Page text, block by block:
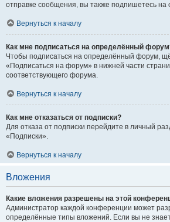
отправке сообщения, вы также подпишетесь на
Вернуться к началу
Как мне подписаться на определённый
Чтобы подписаться на определённый форум,
«Подписаться на форум» в нижней части
соответствующего форума.
Вернуться к началу
Как мне отказаться от подписки?
Для отказа от подписки перейдите в личный
«Подписки».
Вернуться к началу
Вложения
Какие вложения разрешены на этой
Администратор каждой конференции может
определённые типы вложений. Если вы не